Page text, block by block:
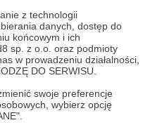
z technologii
danych, dostęp do
końcowym i ich
sp. z o.o. oraz podmioty
w prowadzeniu działalności,
DO SERWISU.
swoje preferencje
wybierz opcję
Patronów
tej puli losować trzy
w naszym wyjątkowym